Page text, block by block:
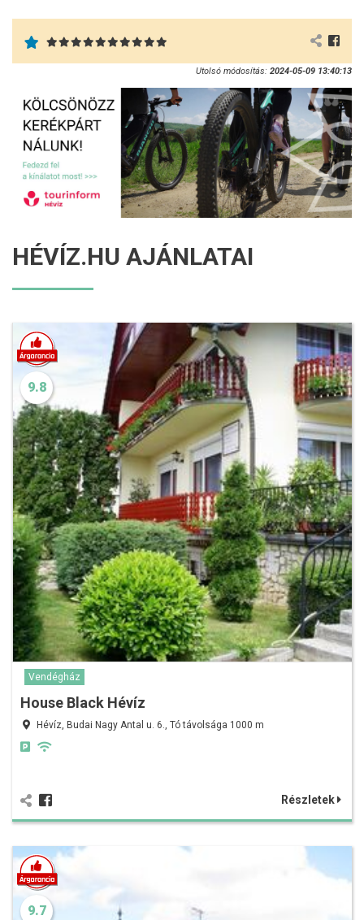
Utolsó módosítás: 2024-05-09 13:40:13
HÉVÍZ.HU AJÁNLATAI
9.8
Vendégház
House Black Hévíz
Hévíz, Budai Nagy Antal u. 6., Tó távolsága 1000 m
Részletek
9.7